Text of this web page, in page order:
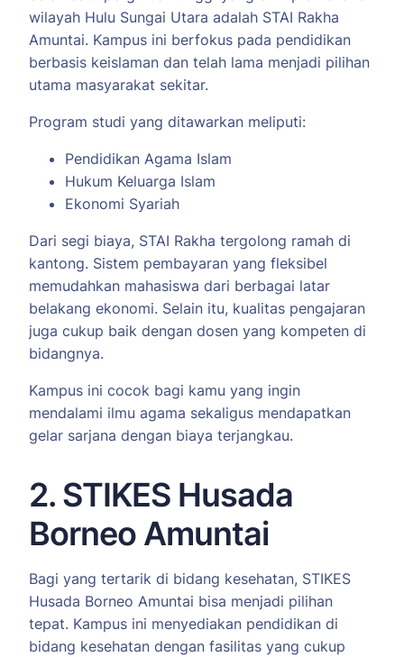
wilayah Hulu Sungai Utara adalah STAI Rakha
Amuntai. Kampus ini berfokus pada pendidikan
berbasis keislaman dan telah lama menjadi pilihan
utama masyarakat sekitar.
Program studi yang ditawarkan meliputi:
Pendidikan Agama Islam
Hukum Keluarga Islam
Ekonomi Syariah
Dari segi biaya, STAI Rakha tergolong ramah di
kantong. Sistem pembayaran yang fleksibel
memudahkan mahasiswa dari berbagai latar
belakang ekonomi. Selain itu, kualitas pengajaran
juga cukup baik dengan dosen yang kompeten di
bidangnya.
Kampus ini cocok bagi kamu yang ingin
mendalami ilmu agama sekaligus mendapatkan
gelar sarjana dengan biaya terjangkau.
2. STIKES Husada
Borneo Amuntai
Bagi yang tertarik di bidang kesehatan, STIKES
Husada Borneo Amuntai bisa menjadi pilihan
tepat. Kampus ini menyediakan pendidikan di
bidang kesehatan dengan fasilitas yang cukup